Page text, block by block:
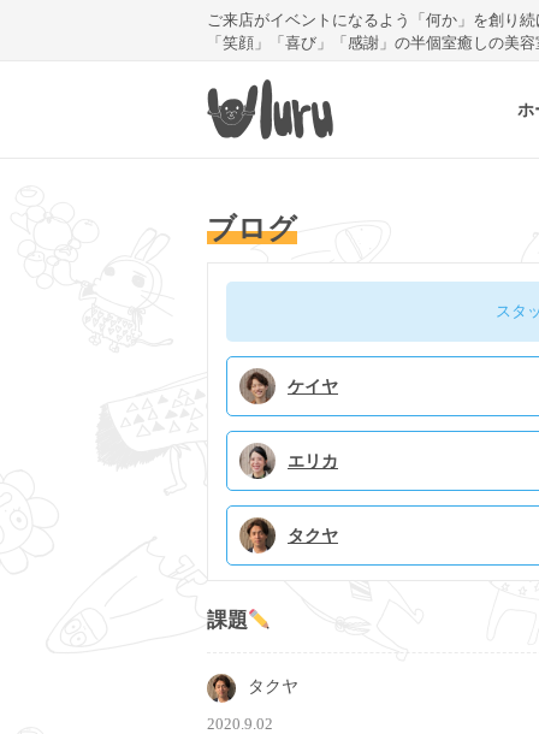
ご来店がイベントになるよう「何か」を創り続
「笑顔」「喜び」「感謝」の半個室癒しの美
ホ
ブログ
スタ
ケイヤ
エリカ
タクヤ
課題
タクヤ
2020.9.02